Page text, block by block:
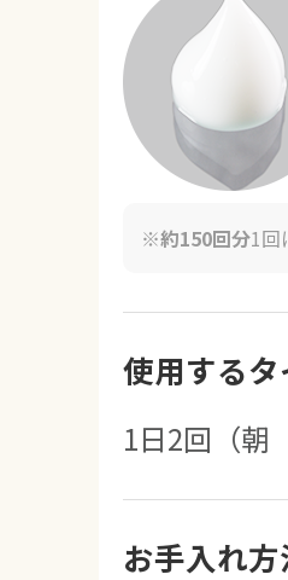
※約150回分1回
使用する
1日2回 （
お手入れ方